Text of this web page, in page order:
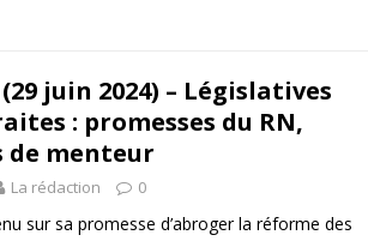
(29 juin 2024) – Législatives
: promesses du RN,
de menteur
La rédaction 0
sur sa promesse d’abroger la réforme des